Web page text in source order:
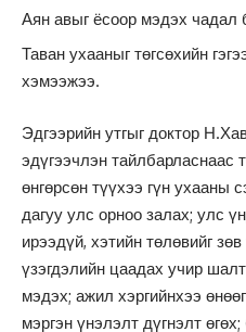
Аян авыг ёсоор мэдэх чадал
Таван ухааныг төгсөхийн
хэмээжээ.
Эдгээрийн утгыг доктор
эдүгээчлэн тайлбарласнаас
өнгөрсөн түүхээ гүн ухааны
дагуу улс орноо залах; улс
ирээдүй, хэтийн төлөвийг
үзэгдэлийн цаадах учир
мэдэх; ажил хэргийнхээ
мэргэн үнэлэлт дүгнэлт